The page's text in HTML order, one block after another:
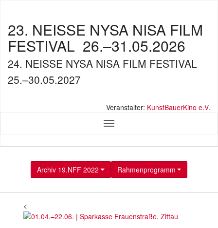
23. NEISSE NYSA NISA FILM
FESTIVAL 26.–31.05.2026
24. NEISSE NYSA NISA FILM FESTIVAL
25.–30.05.2027
Veranstalter: KunstBauerKino e.V.
Archiv 19.NFF 2022 Rahmenprogramm
<